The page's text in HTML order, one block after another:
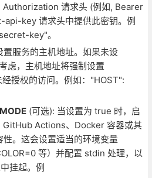
Authorization 请求头 (例如, Bearer
key 请求头中提供此密钥。例
key"。
服务的主机地址。如果未设
虑，主机地址将强制设置
经授权的访问。例如："HOST":
(可选): 当设置为 true 时，启
GitHub Actions、Docker 容器或其
。这会设置适当的环境变量
等）并配置 stdin 处理，以
挂起。例